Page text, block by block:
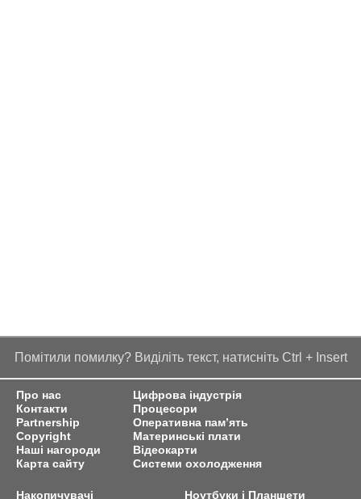
Помітили помилку? Виділіть текст, натисніть Ctrl + Insert
Про нас
Контакти
Partnership
Copyright
Наші нагороди
Карта сайту
Цифрова індустрія
Процесори
Оперативна пам’ять
Материнські плати
Відеокарти
Системи охолодження
Накопичувачі Ноутбуки і Планшети